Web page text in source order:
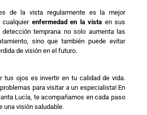
de la vista regularmente es la mejor
cualquier enfermedad en la vista en sus
temprana no solo aumenta las
sino que también puede evitar
de visión en el futuro.
tus ojos es invertir en tu calidad de vida.
para visitar a un especialista! En
Lucía, te acompañamos en cada paso
una visión saludable.